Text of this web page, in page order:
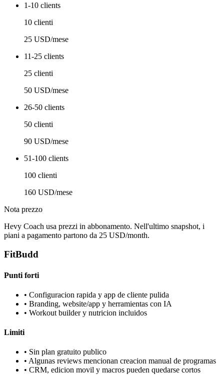
1-10 clients
10 clienti
25 USD/mese
11-25 clients
25 clienti
50 USD/mese
26-50 clients
50 clienti
90 USD/mese
51-100 clients
100 clienti
160 USD/mese
Nota prezzo
Hevy Coach usa prezzi in abbonamento. Nell'ultimo snapshot, i
piani a pagamento partono da 25 USD/month.
FitBudd
Punti forti
• Configuracion rapida y app de cliente pulida
• Branding, website/app y herramientas con IA
• Workout builder y nutricion incluidos
Limiti
• Sin plan gratuito publico
• Algunas reviews mencionan creacion manual de programas
• CRM, edicion movil y macros pueden quedarse cortos